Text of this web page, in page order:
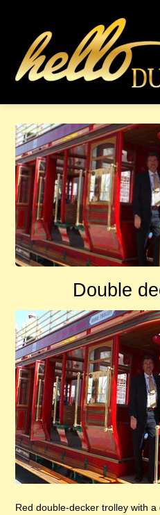
Double
Red double-decker trolley with a